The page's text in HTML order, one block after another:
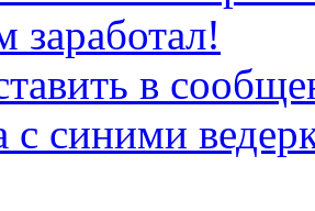
заработал!
в
с синими